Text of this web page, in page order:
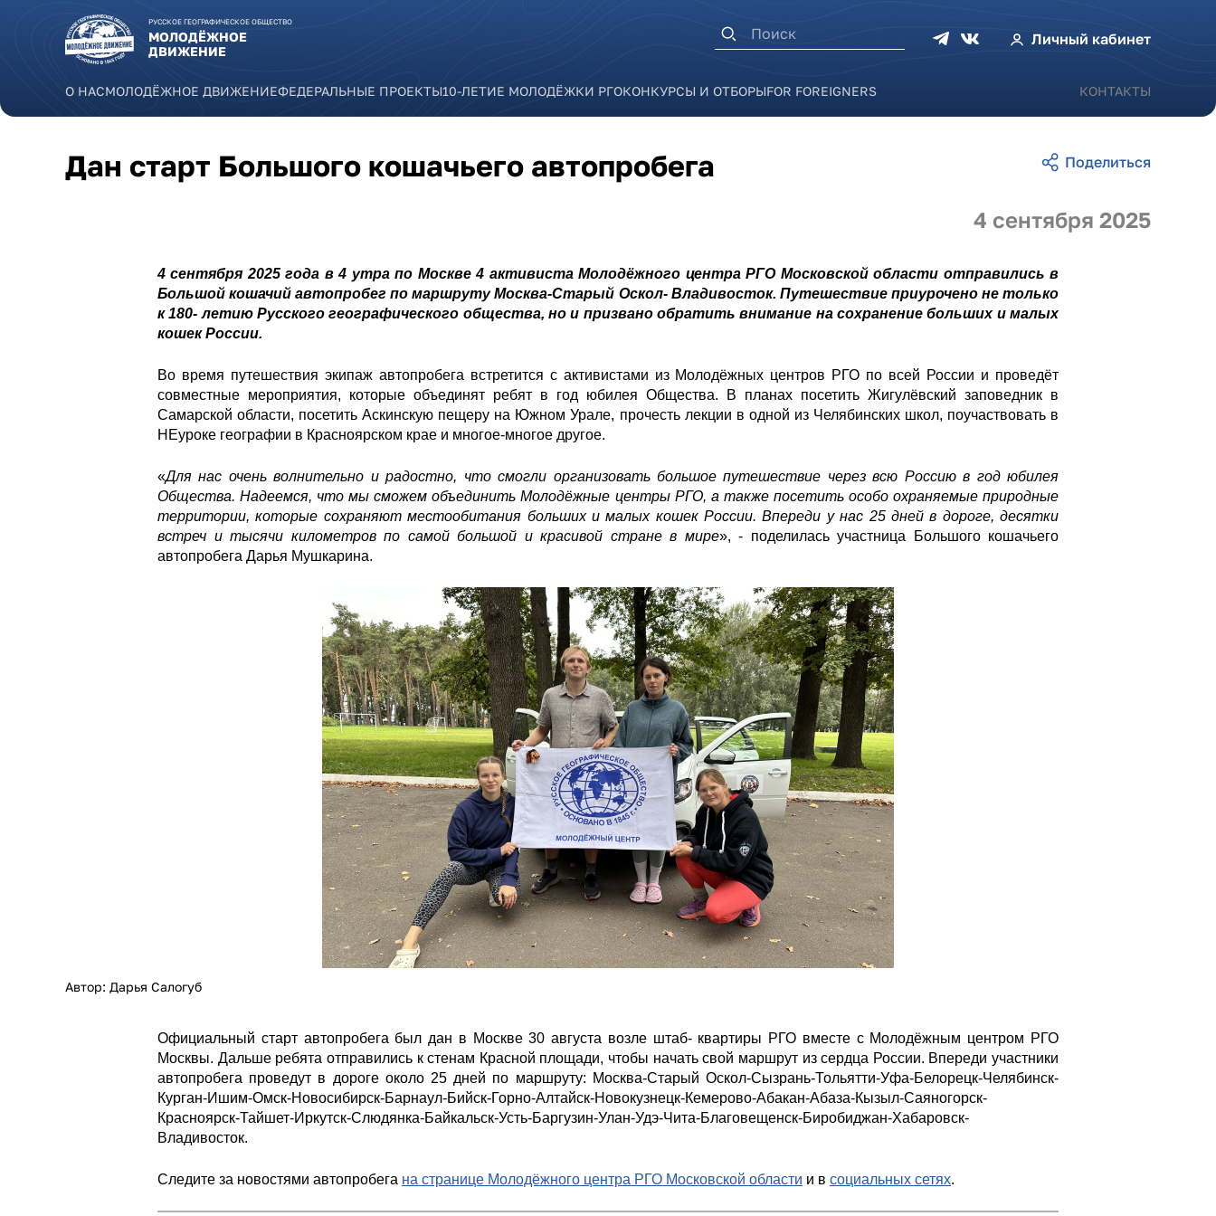
РУССКОЕ ГЕОГРАФИЧЕСКОЕ ОБЩЕСТВО
МОЛОДЁЖНОЕ
ДВИЖЕНИЕ
Личный кабинет
Форма поиска
О НАСМОЛОДЁЖНОЕ ДВИЖЕНИЕФЕДЕРАЛЬНЫЕ ПРОЕКТЫ10-ЛЕТИЕ МОЛОДЁЖКИ РГОКОНКУРСЫ И ОТБОРЫFOR FOREIGNERS КОНТАКТЫ
4 сентября 2025
Дан старт Большого кошачьего автопробега
4 сентября 2025 года в 4 утра по Москве 4 активиста Молодёжного центра РГО Московской области отправились в
Большой кошачий автопробег по маршруту Москва-Старый Оскол- Владивосток. Путешествие приурочено не только
к 180- летию Русского географического общества, но и призвано обратить внимание на сохранение больших и малых
кошек России.
Во время путешествия экипаж автопробега встретится с активистами из Молодёжных центров РГО по всей России и проведёт
совместные мероприятия, которые объединят ребят в год юбилея Общества. В планах посетить Жигулёвский заповедник в
Самарской области, посетить Аскинскую пещеру на Южном Урале, прочесть лекции в одной из Челябинских школ, поучаствовать в
НЕуроке географии в Красноярском крае и многое-многое другое.
«Для нас очень волнительно и радостно, что смогли организовать большое путешествие через всю Россию в год юбилея
Общества. Надеемся, что мы сможем объединить Молодёжные центры РГО, а также посетить особо охраняемые природные
территории, которые сохраняют местообитания больших и малых кошек России. Впереди у нас 25 дней в дороге, десятки
встреч и тысячи километров по самой большой и красивой стране в мире», - поделилась участница Большого кошачьего
автопробега Дарья Мушкарина.
Автор: Дарья Салогуб
Официальный старт автопробега был дан в Москве 30 августа возле штаб- квартиры РГО вместе с Молодёжным центром РГО
Москвы. Дальше ребята отправились к стенам Красной площади, чтобы начать свой маршрут из сердца России. Впереди участники
автопробега проведут в дороге около 25 дней по маршруту: Москва-Старый Оскол-Сызрань-Тольятти-Уфа-Белорецк-Челябинск-
Курган-Ишим-Омск-Новосибирск-Барнаул-Бийск-Горно-Алтайск-Новокузнецк-Кемерово-Абакан-Абаза-Кызыл-Саяногорск-
Красноярск-Тайшет-Иркутск-Слюдянка-Байкальск-Усть-Баргузин-Улан-Удэ-Чита-Благовещенск-Биробиджан-Хабаровск-
Владивосток.
Следите за новостями автопробега на странице Молодёжного центра РГО Московской области и в социальных сетях.